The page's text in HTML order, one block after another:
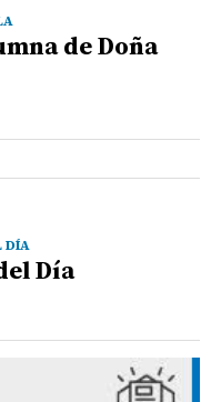
de Doña
DÍA
Día